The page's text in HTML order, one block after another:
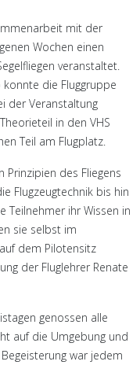
mit der
Wochen einen
veranstaltet.
die Fluggruppe
der Veranstaltung
in den VHS
Teil am Flugplatz.
Prinzipien des Fliegens
Flugzeugtechnik bis hin
Teilnehmer ihr Wissen in
sie selbst im
dem Pilotensitz
der Fluglehrer Renate
genossen alle
auf die Umgebung und
war jedem